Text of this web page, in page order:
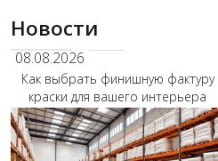
Новости
08.08.2026
Как выбрать финишную фактуру
краски для вашего интерьера